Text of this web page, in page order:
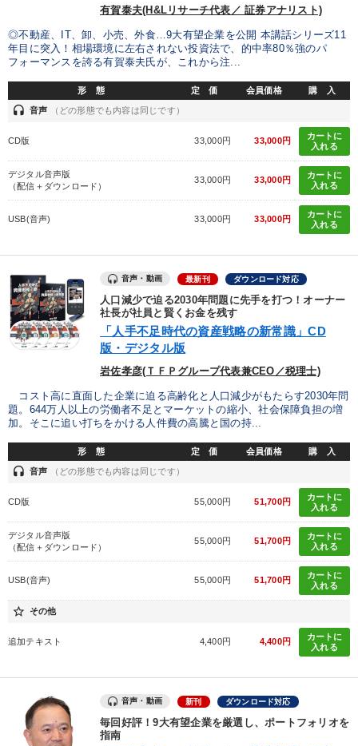
有賀泰夫(H&Lリサーチ代表／ 証券アナリスト)
◎不動産、IT、卸、小売、外食…9大有望企業を公開 本講話シリーズ11
年目に突入！相場環境に左右されない投資法で、的中率80％強のパ
フォーマンスを誇る有賀泰夫氏が、これから注...
形 態 定 価 会員価格 購 入
headset 音声 （どの形態でも内容は同じです）
CD版 33,000円 33,000円
カートに
入れる
デジタル音声版
（配信＋ダウンロード）
33,000円 33,000円
カートに
入れる
USB(音声) 33,000円 33,000円
カートに
入れる
音声・動画 最新刊 ダウンロード対応
人口減少で迫る2030年問題に先手を打つ！オーナー
社長が社員と賢くお金を残す
「人手不足時代の資産戦略の新常識」CD
版・デジタル版
岩佐孝彦(ＴＦＰグループ代表兼CEO／税理士)
コスト高に直面した企業に迫る高齢化と人口減少がもたらす2030年問
題。644万人以上の労働者不足とマーケットの縮小、社会保障負担の増
加。そこに追い打ちをかける人件費の高騰と国の持...
形 態 定 価 会員価格 購 入
headset 音声 （どの形態でも内容は同じです）
CD版 55,000円 51,700円
カートに
入れる
デジタル音声版
（配信＋ダウンロード）
55,000円 51,700円
カートに
入れる
USB(音声) 55,000円 51,700円
カートに
入れる
star_border その他
追加テキスト 4,400円 4,400円
カートに
入れる
音声・動画 新刊 ダウンロード対応
毎回好評！9大有望企業を厳選し、ポートフォリオを
指南